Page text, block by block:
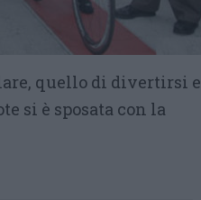
quello di divertirsi e
si è sposata con la